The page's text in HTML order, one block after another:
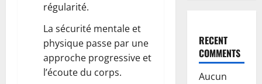
régularité.
La sécurité mentale et
physique passe par une
approche progressive et
l’écoute du corps.
RECENT
COMMENTS
Aucun